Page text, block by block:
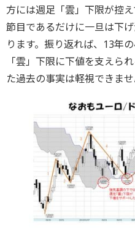
方には週足「雲」下限が控
節目であるだけに一旦は下
ります。振り返れば、13年
「雲」下限に下値を支えら
た過去の事実は軽視できませ